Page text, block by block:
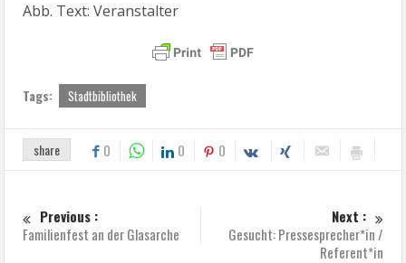
Abb. Text: Veranstalter
Tags: Stadtbibliothek
share 0 0 0
Previous :
Familienfest an der Glasarche
Next :
Gesucht: Pressesprecher*in /
Referent*in